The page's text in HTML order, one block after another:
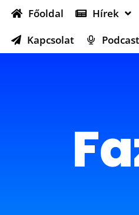
Főoldal Hírek
Kapcsolat
Podcast